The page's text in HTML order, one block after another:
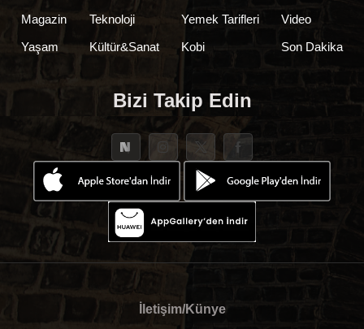
Magazin
Yaşam
Teknoloji
Kültür&Sanat
Yemek Tarifleri
Kobi
Video
Son Dakika
Bizi Takip Edin
İletişim/Künye